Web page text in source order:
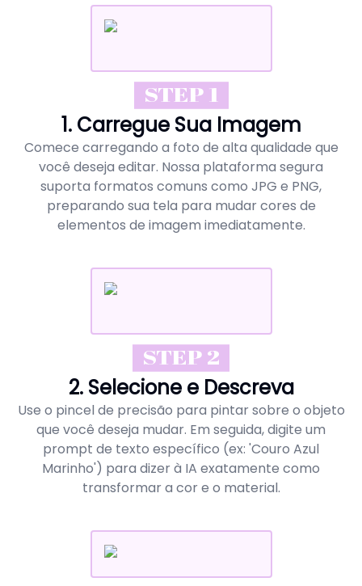
STEP 1
1. Carregue Sua Imagem
Comece carregando a foto de alta qualidade que
você deseja editar. Nossa plataforma segura
suporta formatos comuns como JPG e PNG,
preparando sua tela para mudar cores de
elementos de imagem imediatamente.
STEP 2
2. Selecione e Descreva
Use o pincel de precisão para pintar sobre o objeto
que você deseja mudar. Em seguida, digite um
prompt de texto específico (ex: 'Couro Azul
Marinho') para dizer à IA exatamente como
transformar a cor e o material.